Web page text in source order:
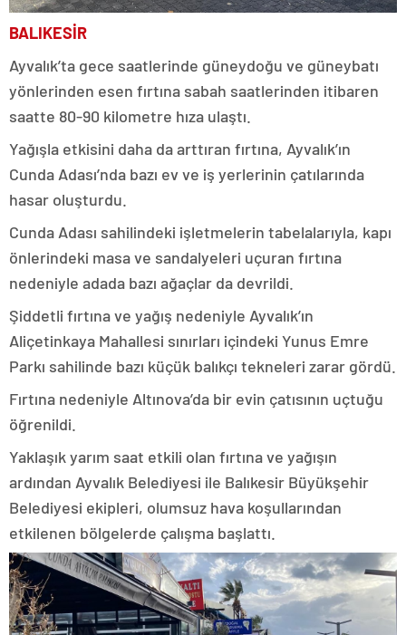
BALIKESİR
Ayvalık’ta gece saatlerinde güneydoğu ve güneybatı
yönlerinden esen fırtına sabah saatlerinden itibaren
saatte 80-90 kilometre hıza ulaştı.
Yağışla etkisini daha da arttıran fırtına, Ayvalık’ın
Cunda Adası’nda bazı ev ve iş yerlerinin çatılarında
hasar oluşturdu.
Cunda Adası sahilindeki işletmelerin tabelalarıyla, kapı
önlerindeki masa ve sandalyeleri uçuran fırtına
nedeniyle adada bazı ağaçlar da devrildi.
Şiddetli fırtına ve yağış nedeniyle Ayvalık’ın
Aliçetinkaya Mahallesi sınırları içindeki Yunus Emre
Parkı sahilinde bazı küçük balıkçı tekneleri zarar gördü.
Fırtına nedeniyle Altınova’da bir evin çatısının uçtuğu
öğrenildi.
Yaklaşık yarım saat etkili olan fırtına ve yağışın
ardından Ayvalık Belediyesi ile Balıkesir Büyükşehir
Belediyesi ekipleri, olumsuz hava koşullarından
etkilenen bölgelerde çalışma başlattı.